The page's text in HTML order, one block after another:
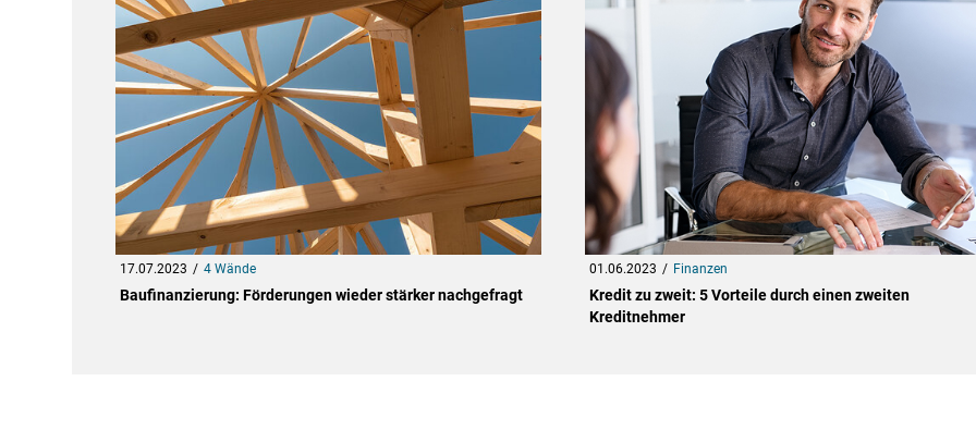
17.07.2023 4 Wände
Baufinanzierung: Förderungen wieder stärker nachgefragt
01.06.2023 Finanzen
Kredit zu zweit: 5 Vorteile durch einen zweiten
Kreditnehmer